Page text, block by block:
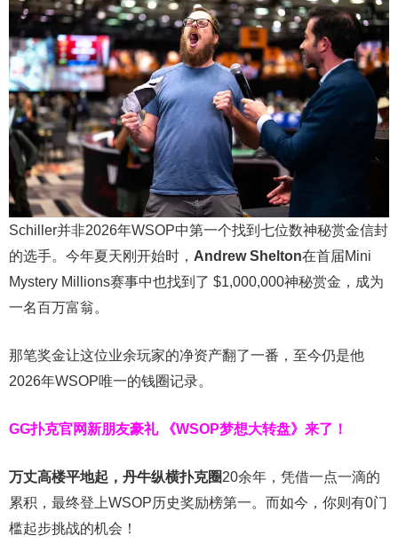
Schiller并非2026年WSOP中第一个找到七位数神秘赏金信封
的选手。今年夏天刚开始时， Andrew Shelton在首届Mini
Mystery Millions赛事中也找到了 $1,000,000神秘赏金，成为
一名百万富翁。
那笔奖金让这位业余玩家的净资产翻了一番，至今仍是他
2026年WSOP唯一的钱圈记录。
GG扑克官网新朋友豪礼 《WSOP梦想大转盘》来了！
万丈高楼平地起，丹牛纵横扑克圈20余年，凭借一点一滴的
累积，最终登上WSOP历史奖励榜第一。而如今，你则有0门
槛起步挑战的机会！